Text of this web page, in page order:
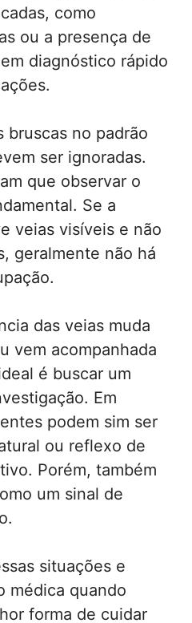
como
ou a presença de
diagnóstico rápido
bruscas no padrão
ser ignoradas.
que observar o
Se a
veias visíveis e não
geralmente não há
das veias muda
vem acompanhada
é buscar um
Em
podem sim ser
ou reflexo de
Porém, também
um sinal de
situações e
médica quando
forma de cuidar